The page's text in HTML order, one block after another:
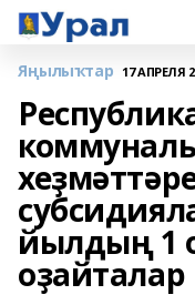
Яңылыҡтар 17 АПРЕЛЯ
йылдың 1
оҙайталар